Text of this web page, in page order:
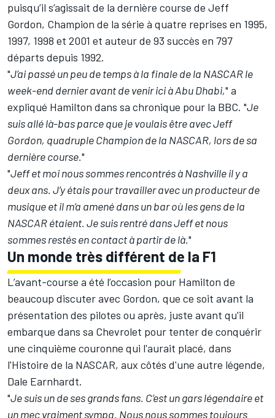
puisqu’il s’agissait de la dernière course de Jeff
Gordon, Champion de la série à quatre reprises en 1995,
1997, 1998 et 2001 et auteur de 93 succès en 797
départs depuis 1992.
"J’ai passé un peu de temps à la finale de la NASCAR le
week-end dernier avant de venir ici à Abu Dhabi," a
expliqué Hamilton dans sa chronique pour la BBC. "Je
suis allé là-bas parce que je voulais être avec Jeff
Gordon, quadruple Champion de la NASCAR, lors de sa
dernière course."
"Jeff et moi nous sommes rencontrés à Nashville il y a
deux ans. J’y étais pour travailler avec un producteur de
musique et il m’a amené dans un bar où les gens de la
NASCAR étaient. Je suis rentré dans Jeff et nous
sommes restés en contact à partir de là."
Un monde très différent de la F1
L’avant-course a été l’occasion pour Hamilton de
beaucoup discuter avec Gordon, que ce soit avant la
présentation des pilotes ou après, juste avant qu'il
embarque dans sa Chevrolet pour tenter de conquérir
une cinquième couronne qui l'aurait placé, dans
l'Histoire de la NASCAR, aux côtés d'une autre légende,
Dale Earnhardt.
"Je suis un de ses grands fans. C’est un gars légendaire et
un mec vraiment sympa. Nous nous sommes toujours